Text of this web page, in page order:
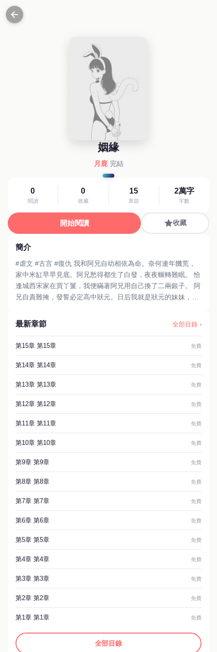
姻緣
月鹿·完結
0
閱讀
0
收藏
15
章節
2萬字
字數
開始閱讀 收藏
簡介
#虐文 #古言 #復仇 我和阿兄自幼相依為命。奈何連年饑荒，
家中米缸早早見底。阿兄愁得都生了白發，夜夜輾轉難眠。 恰
逢城西宋家在買丫鬟，我便瞞著阿兄用自己換了二兩銀子。 阿
兄自責難掩，發誓必定高中狀元。日后我就是狀元的妹妹，再
皇子注意，竟然縱馬長街，最后不慎撞死了我阿兄。 那一日，
了這場英雄救美的祭品。
最新章節 全部目錄 ›
第15章 第15章 免費
第14章 第14章 免費
第13章 第13章 免費
第12章 第12章 免費
第11章 第11章 免費
第10章 第10章 免費
第9章 第9章 免費
第8章 第8章 免費
第7章 第7章 免費
第6章 第6章 免費
第5章 第5章 免費
第4章 第4章 免費
第3章 第3章 免費
第2章 第2章 免費
第1章 第1章 免費
全部目錄